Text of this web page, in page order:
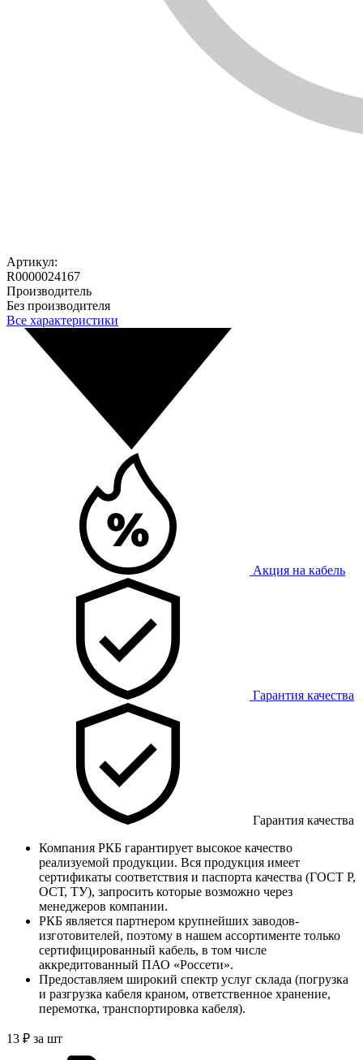
Артикул:
R0000024167
Производитель
Без производителя
Все характеристики
Акция на кабель
Гарантия качества
Гарантия качества
Компания РКБ гарантирует высокое качество
реализуемой продукции. Вся продукция имеет
сертификаты соответствия и паспорта качества (ГОСТ Р,
ОСТ, ТУ), запросить которые возможно через
менеджеров компании.
РКБ является партнером крупнейших заводов-
изготовителей, поэтому в нашем ассортименте только
сертифицированный кабель, в том числе
аккредитованный ПАО «Россети».
Предоставляем широкий спектр услуг склада (погрузка
и разгрузка кабеля краном, ответственное хранение,
перемотка, транспортировка кабеля).
13 ₽ за шт